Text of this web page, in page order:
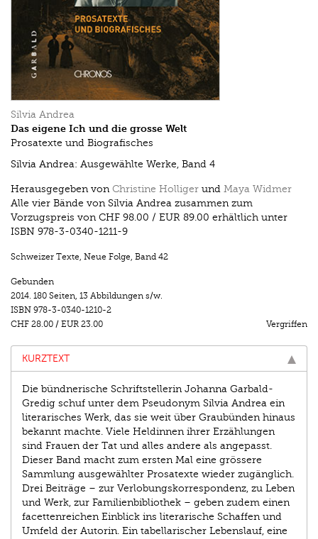
Silvia Andrea
Das eigene Ich und die grosse Welt
Prosatexte und Biografisches
Silvia Andrea: Ausgewählte Werke, Band 4
Herausgegeben von Christine Holliger und Maya Widmer
Alle vier Bände von Silvia Andrea zusammen zum
Vorzugspreis von CHF 98.00 / EUR 89.00 erhältlich unter
ISBN 978-3-0340-1211-9
Schweizer Texte, Neue Folge, Band 42
Gebunden
2014. 180 Seiten, 13 Abbildungen s/w.
ISBN 978-3-0340-1210-2
CHF 28.00 / EUR 23.00 Vergriffen
KURZTEXT
Die bündnerische Schriftstellerin Johanna Garbald-
Gredig schuf unter dem Pseudonym Silvia Andrea ein
literarisches Werk, das sie weit über Graubünden hinaus
bekannt machte. Viele Heldinnen ihrer Erzählungen
sind Frauen der Tat und alles andere als angepasst.
Dieser Band macht zum ersten Mal eine grössere
Sammlung ausgewählter Prosatexte wieder zugänglich.
Drei Beiträge – zur Verlobungskorrespondenz, zu Leben
und Werk, zur Familienbibliothek – geben zudem einen
facettenreichen Einblick ins literarische Schaffen und
Umfeld der Autorin. Ein tabellarischer Lebenslauf, eine